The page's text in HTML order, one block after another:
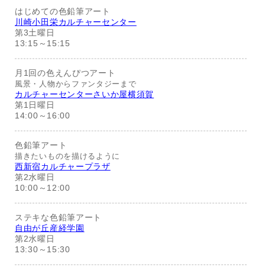
はじめての色鉛筆アート
川崎小田栄カルチャーセンター
第3土曜日
13:15～15:15
月1回の色えんぴつアート
風景・人物からファンタジーまで
カルチャーセンターさいか屋横須賀
第1日曜日
14:00～16:00
色鉛筆アート
描きたいものを描けるように
西新宿カルチャープラザ
第2水曜日
10:00～12:00
ステキな色鉛筆アート
自由が丘産経学園
第2水曜日
13:30～15:30